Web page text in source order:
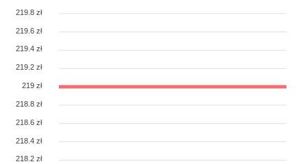
219.8 zł
219.6 zł
219.4 zł
219.2 zł
219 zł
218.8 zł
218.6 zł
218.4 zł
218.2 zł